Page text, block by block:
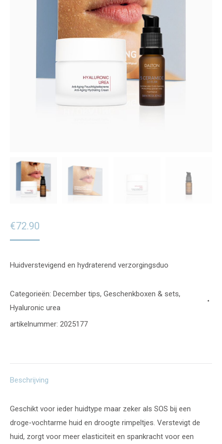
€72.90
Huidverstevigend en hydraterend verzorgingsduo
Categorieën: December tips, Geschenkboxen & sets,
Hyaluronic urea
artikelnummer: 2025177
Beschrijving
Geschikt voor ieder huidtype maar zeker als SOS bij een
droge-vochtarme huid en droogte rimpeltjes. Verstevigt de
huid, zorgt voor meer elasticiteit en spankracht voor een